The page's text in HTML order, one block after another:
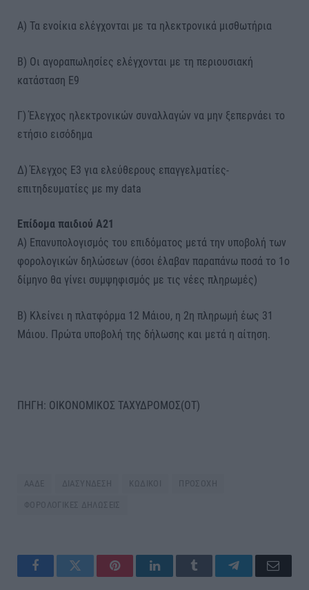
Α) Τα ενοίκια ελέγχονται με τα ηλεκτρονικά μισθωτήρια
Β) Οι αγοραπωλησίες ελέγχονται με τη περιουσιακή
κατάσταση Ε9
Γ) Έλεγχος ηλεκτρονικών συναλλαγών να μην ξεπερνάει το
ετήσιο εισόδημα
Δ) Έλεγχος Ε3 για ελεύθερους επαγγελματίες-
επιτηδευματίες με my data
Επίδομα παιδιού Α21
Α) Επανυπολογισμός του επιδόματος μετά την υποβολή των
φορολογικών δηλώσεων (όσοι έλαβαν παραπάνω ποσά το 1ο
δίμηνο θα γίνει συμψηφισμός με τις νέες πληρωμές)
Β) Κλείνει η πλατφόρμα 12 Μάιου, η 2η πληρωμή έως 31
Μάιου. Πρώτα υποβολή της δήλωσης και μετά η αίτηση.
ΠΗΓΗ: ΟΙΚΟΝΟΜΙΚΟΣ ΤΑΧΥΔΡΟΜΟΣ(ΟΤ)
ΑΑΔΕ ΔΙΑΣΥΝΔΕΣΗ ΚΩΔΙΚΟΙ ΠΡΟΣΟΧΗ
ΦΟΡΟΛΟΓΙΚΕΣ ΔΗΛΩΣΕΙΣ
FacebookTwitter PinterestLinkedInTumblr TelegramEmail